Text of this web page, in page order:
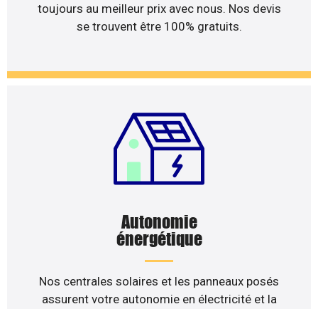
toujours au meilleur prix avec nous. Nos devis
se trouvent être 100% gratuits.
Autonomie
énergétique
Nos centrales solaires et les panneaux posés
assurent votre autonomie en électricité et la